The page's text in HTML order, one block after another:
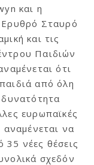
και η
Ερυθρό Σταυρό
και τις
Παιδιών
ότι
από όλη
ευρωπαϊκές
αναμένεται να
35 νέες θέσεις
σχεδόν